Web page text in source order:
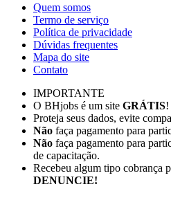
Quem somos
Termo de serviço
Política de privacidade
Dúvidas frequentes
Mapa do site
Contato
IMPORTANTE
O BHjobs é um site GRÁTIS!
Proteja seus dados, evite
Não faça pagamento para
Não faça pagamento para
de capacitação.
Recebeu algum tipo cobrança
DENUNCIE!